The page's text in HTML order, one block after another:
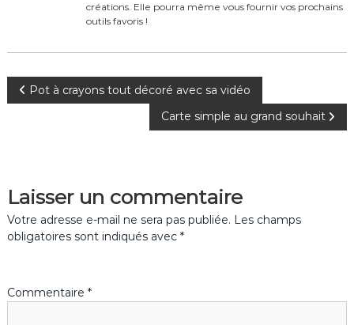
créations. Elle pourra même vous fournir vos prochains
outils favoris !
N
i
g
t
Pot à crayons tout décoré avec sa vidéo
Carte simple au grand souhait
Laisser un commentaire
Votre adresse e-mail ne sera pas publiée. Les champs
obligatoires sont indiqués avec *
Commentaire *